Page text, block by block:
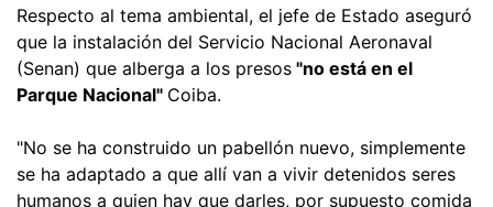
Respecto al tema ambiental, el jefe de Estado aseguró
que la instalación del Servicio Nacional Aeronaval
(Senan) que alberga a los presos "no está en el
Parque Nacional" Coiba.
"No se ha construido un pabellón nuevo, simplemente
se ha adaptado a que allí van a vivir detenidos seres
humanos a quien hay que darles, por supuesto comida